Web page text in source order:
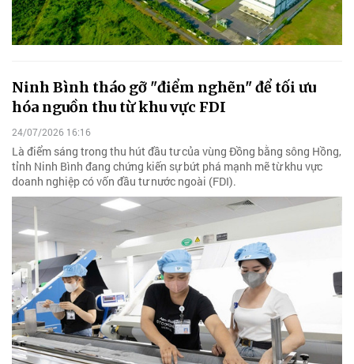
Ninh Bình tháo gỡ "điểm nghẽn" để tối ưu
hóa nguồn thu từ khu vực FDI
24/07/2026 16:16
Là điểm sáng trong thu hút đầu tư của vùng Đồng bằng sông Hồng,
tỉnh Ninh Bình đang chứng kiến sự bứt phá mạnh mẽ từ khu vực
doanh nghiệp có vốn đầu tư nước ngoài (FDI).